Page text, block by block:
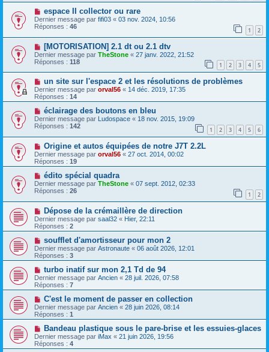
espace II collector ou rare
Dernier message par fifi03 « 03 nov. 2024, 10:56
Réponses : 46 1 2
[MOTORISATION] 2.1 dt ou 2.1 dtv
Dernier message par TheStone « 27 janv. 2022, 21:52
Réponses : 118 1 2 3 4 5
un site sur l'espace 2 et les résolutions de problèmes
Dernier message par orval56 « 14 déc. 2019, 17:35
Réponses : 14
éclairage des boutons en bleu
Dernier message par Ludospace « 18 nov. 2015, 19:09
Réponses : 142 1 2 3 4 5 6
Origine et autos équipées de notre J7T 2.2L
Dernier message par orval56 « 27 oct. 2014, 00:02
Réponses : 19
édito spécial quadra
Dernier message par TheStone « 07 sept. 2012, 02:33
Réponses : 26 1 2
Dépose de la crémaillère de direction
Dernier message par saal32 « Hier, 22:11
Réponses : 2
soufflet d'amortisseur pour mon 2
Dernier message par Astronaute « 06 août 2026, 12:01
Réponses : 3
turbo inatif sur mon 2,1 Td de 94
Dernier message par Ancien « 28 juil. 2026, 07:58
Réponses : 7
C'est le moment de passer en collection
Dernier message par Ancien « 28 juin 2026, 08:14
Réponses : 1
Bandeau plastique sous le pare-brise et les essuies-glaces
Dernier message par iMax « 21 juin 2026, 19:56
Réponses : 4